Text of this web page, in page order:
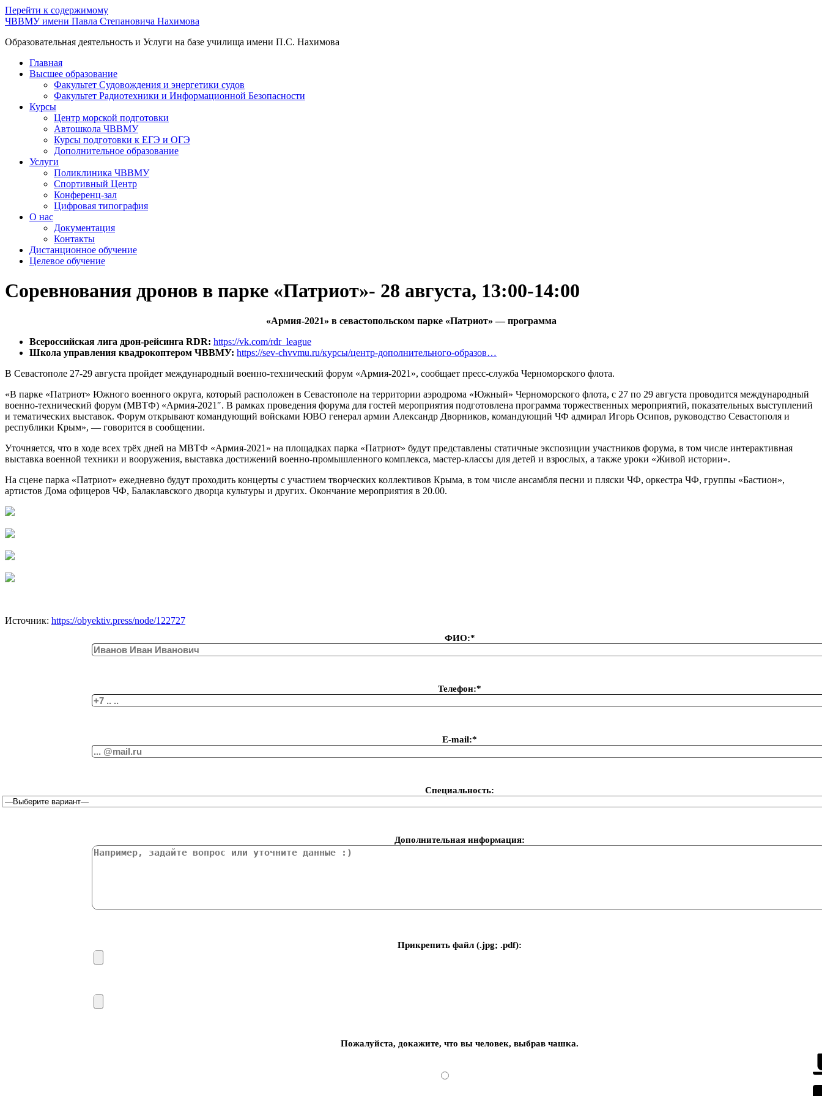
Перейти к содержимому
ЧВВМУ имени Павла Степановича Нахимова
Образовательная деятельность и Услуги на базе училища имени П.С. Нахимова
Главная
Высшее образование
Факультет Судовождения и энергетики судов
Факультет Радиотехники и Информационной Безопасности
Курсы
Центр морской подготовки
Автошкола ЧВВМУ
Курсы подготовки к ЕГЭ и ОГЭ
Дополнительное образование
Услуги
Поликлиника ЧВВМУ
Спортивный Центр
Конференц-зал
Цифровая типография
О нас
Документация
Контакты
Дистанционное обучение
Целевое обучение
Соревнования дронов в парке «Патриот»- 28 августа, 13:00-14:00
«Армия-2021» в севастопольском парке «Патриот» — программа
Всероссийская лига дрон-рейсинга RDR: https://vk.com/rdr_league
Школа управления квадрокоптером ЧВВМУ: https://sev-chvvmu.ru/курсы/центр-дополнительного-образов…
В Севастополе 27-29 августа пройдет международный военно-технический форум «Армия-2021», сообщает пресс-служба Черноморского флота.
«В парке «Патриот» Южного военного округа, который расположен в Севастополе на территории аэродрома «Южный» Черноморского флота, с 27 по 29 августа проводится международный
военно-технический форум (МВТФ) «Армия-2021″. В рамках проведения форума для гостей мероприятия подготовлена программа торжественных мероприятий, показательных выступлений
и тематических выставок. Форум открывают командующий войсками ЮВО генерал армии Александр Дворников, командующий ЧФ адмирал Игорь Осипов, руководство Севастополя и
республики Крым», — говорится в сообщении.
Уточняется, что в ходе всех трёх дней на МВТФ «Армия-2021» на площадках парка «Патриот» будут представлены статичные экспозиции участников форума, в том числе интерактивная
выставка военной техники и вооружения, выставка достижений военно-промышленного комплекса, мастер-классы для детей и взрослых, а также уроки «Живой истории».
На сцене парка «Патриот» ежедневно будут проходить концерты с участием творческих коллективов Крыма, в том числе ансамбля песни и пляски ЧФ, оркестра ЧФ, группы «Бастион»,
артистов Дома офицеров ЧФ, Балаклавского дворца культуры и других. Окончание мероприятия в 20.00.
Источник: https://obyektiv.press/node/122727
ФИО:*
Телефон:*
Е-mail:*
Специальность:
Дополнительная информация:
Прикрепить файл (.jpg; .pdf):
Пожалуйста, докажите, что вы человек, выбрав чашка.